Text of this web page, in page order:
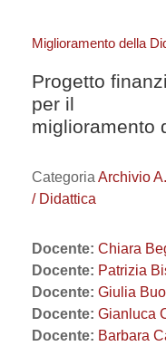
Miglioramento della
Progetto
per il
miglioramento
Categoria Archivio
/ Didattica
Docente: Chiara
Docente: Patrizia
Docente: Giulia
Docente: Gianluca
Docente: Barbara